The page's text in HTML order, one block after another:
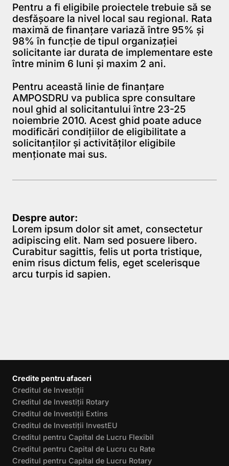
Pentru a fi eligibile proiectele trebuie să se
desfășoare la nivel local sau regional. Rata
maximă de finanţare variază între 95% şi
98% în funcţie de tipul organizaţiei
solicitante iar durata de implementare este
între minim 6 luni şi maxim 2 ani.
Pentru această linie de finanțare
AMPOSDRU va publica spre consultare
noul ghid al solicitantului între 23-25
noiembrie 2010. Acest ghid poate aduce
modificări condițiilor de eligibilitate a
solicitanților și activităților eligibile
menționate mai sus.
Despre autor:
Lorem ipsum dolor sit amet, consectetur
adipiscing elit. Nam sed posuere libero.
Curabitur sagittis, felis ut porta tristique,
enim risus dictum felis, eget scelerisque
arcu turpis id sapien.
Credite pentru afaceri
Creditul de Investiții
Creditul de Investiții Rotary
Creditul de Investiții Extins
Creditul de Investiții InvestEU
Creditul pentru Capital de Lucru Flexibil
Creditul pentru Capital de Lucru cu Rate
Creditul pentru Capital de Lucru Rotary